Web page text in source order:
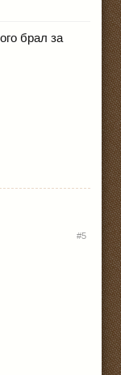
брал за
#5